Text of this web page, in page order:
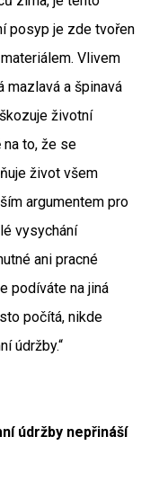
posyp je zde tvořen
Vlivem
a špinavá
životní
to, že se
život všem
argumentem pro
vysychání
ani pracné
podíváte na jiná
počítá, nikde
údržby.“
údržby nepřináší